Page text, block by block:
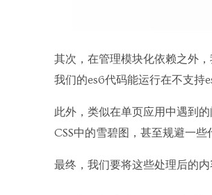
其次，在管理模块化依赖之外
我们的es6代码能运行在不支持
此外，类似在单页应用中遇到
CSS中的雪碧图，甚至规避一些
最终，我们要将这些处理后的